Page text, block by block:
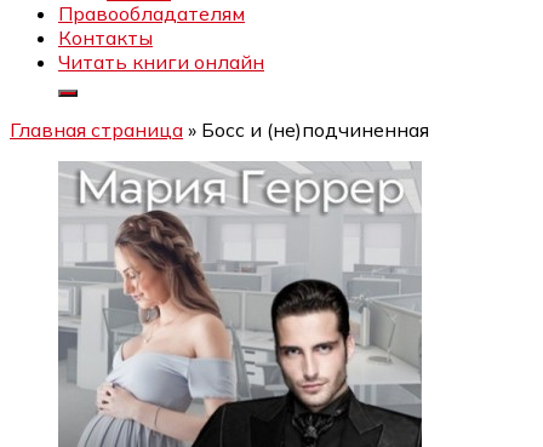
Правообладателям
Контакты
Читать книги онлайн
Главная страница » Босс и (не)подчиненная